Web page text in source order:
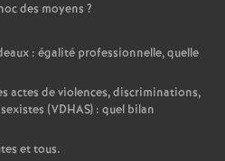
T
o
des moyens ?
: égalité professionnelle, quelle
actes de violences, discriminations,
(VDHAS) : quel bilan
et tous.